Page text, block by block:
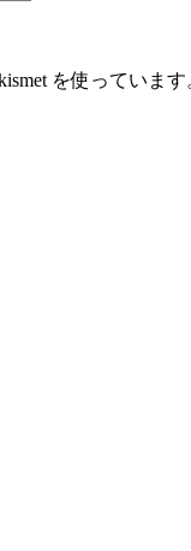
を使っています